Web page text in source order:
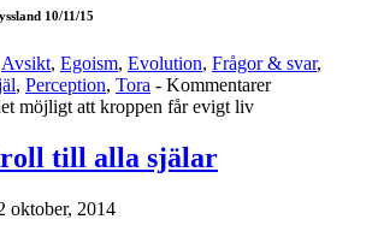
10/11/15
Avsikt, Egoism, Evolution, Frågor & svar,
, Perception, Tora - Kommentarer
möjligt att kroppen får evigt liv
till alla själar
oktober, 2014